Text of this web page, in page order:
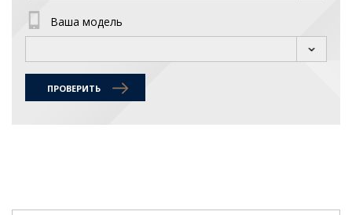
Ваша модель
ПРОВЕРИТЬ